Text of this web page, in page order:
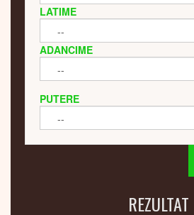
LATIME
ADANCIME
PUTERE
REZULTAT